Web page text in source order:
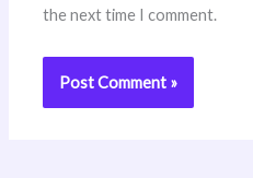
the next time I comment.